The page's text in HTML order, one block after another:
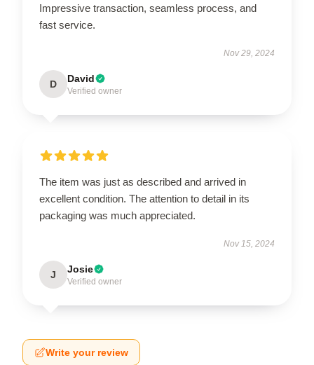
Impressive transaction, seamless process, and
fast service.
Nov 29, 2024
D David
Verified owner
The item was just as described and arrived in
excellent condition. The attention to detail in its
packaging was much appreciated.
Nov 15, 2024
J Josie
Verified owner
Write your review